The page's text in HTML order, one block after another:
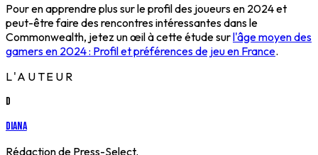
Pour en apprendre plus sur le profil des joueurs en 2024 et
peut-être faire des rencontres intéressantes dans le
Commonwealth, jetez un œil à cette étude surl'âge moyen des
gamers en 2024 : Profil et préférences de jeu en France.
L'AUTEUR
D
Diana
Rédaction de Press-Select.